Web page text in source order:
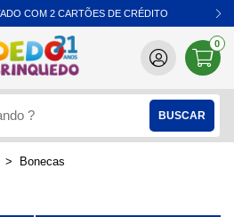
COM 2 CARTÕES DE CRÉDITO
0
Bonecas